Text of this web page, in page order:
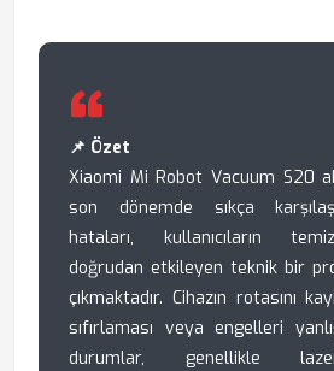
📌 Özet
Xiaomi Mi Robot Vacuum S20
son dönemde sıkça
hataları, kullanıcıların
doğrudan etkileyen teknik bir
çıkmaktadır. Cihazın rotasını
sıfırlaması veya engelleri
durumlar, genellikle